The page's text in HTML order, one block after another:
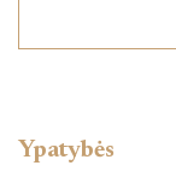
Ypatybės